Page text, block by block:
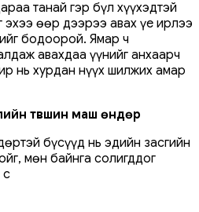
танай гэр бүл хүүхэдтэй
эхээ өөр дээрээ авах үе ирлээ
бодоорой. Ямар ч
авахдаа үүнийг анхаарч
нь хурдан нүүх шилжих амар
түвшин маш өндөр
бүсүүд нь эдийн засгийн
мөн байнга солигддог
с